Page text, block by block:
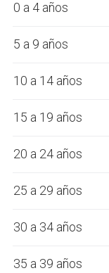
0 a 4 años
5 a 9 años
10 a 14 años
15 a 19 años
20 a 24 años
25 a 29 años
30 a 34 años
35 a 39 años